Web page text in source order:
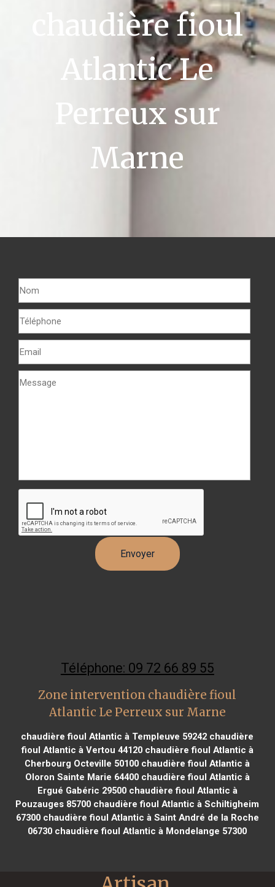
chaudière fioul
Atlantic Le
Perreux sur
Marne
Téléphone: 09 72 66 89 55
Zone intervention chaudière fioul
Atlantic Le Perreux sur Marne
chaudière fioul Atlantic à Templeuve 59242 chaudière
fioul Atlantic à Vertou 44120chaudière fioul Atlantic à
Cherbourg Octeville 50100 chaudière fioul Atlantic à
Oloron Sainte Marie 64400chaudière fioul Atlantic à
Ergué Gabéric 29500chaudière fioul Atlantic à
Pouzauges 85700 chaudière fioul Atlantic à Schiltigheim
67300chaudière fioul Atlantic à Saint André de la Roche
06730 chaudière fioul Atlantic à Mondelange 57300